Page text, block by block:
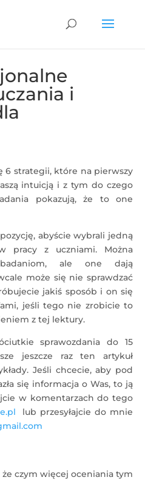
i
6 strategii, które na pierwszy
intuicją i z tym do czego
pokazują, że to one
abyście wybrali jedną
z uczniami. Można
badaniom, ale one dają
może się nie sprawdzać
jakiś sposób i on się
jeśli tego nie zrobicie to
z tej lektury.
sprawozdania do 15
jeszcze raz ten artykuł
Jeśli chcecie, aby pod
się informacja o Was, to ją
w komentarzach do tego
lub przesyłajcie do mnie
że czym więcej oceniania tym